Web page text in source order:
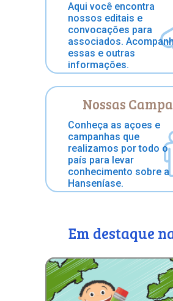
Aqui você encontra
nossos editais e
convocações para
associados.
essas e outras
informações.
Nossas
Conheça as açoes e
campanhas que
realizamos por todo o
país para levar
conhecimento sobre a
Hanseníase.
Em destaque